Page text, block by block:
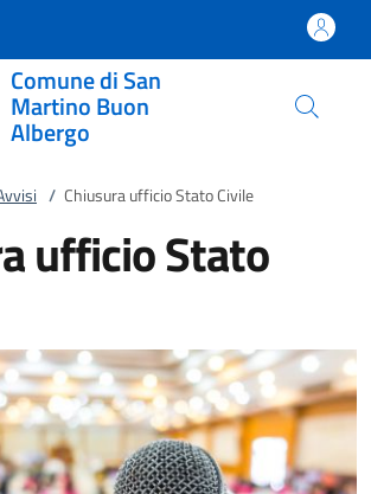
Comune di San
Martino Buon
Albergo
/ Chiusura ufficio Stato Civile
ufficio Stato